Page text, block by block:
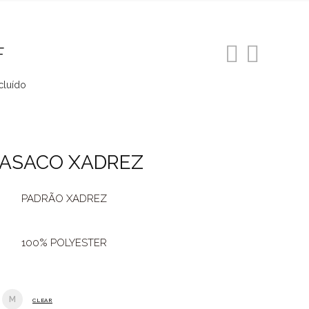
XADREZ
PADRÃO XADREZ
100% POLYESTER
M CLEAR